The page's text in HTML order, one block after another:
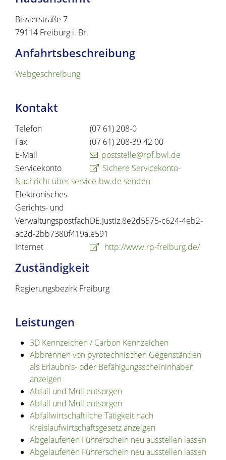
Bissierstraße 7
79114 Freiburg i. Br.
Anfahrtsbeschreibung
Webgeschreibung
Kontakt
Telefon (07 61) 208-0
Fax
(07 61) 208-39 42 00
E-Mail
poststelle@rpf.bwl.de
Servicekonto
Sichere Servicekonto-
Nachricht über service-bw.de senden
Elektronisches
Gerichts- und
VerwaltungspostfachDE.Justiz.8e2d5575-c624-4eb2-
ac2d-2bb7380f419a.e591
Internet
http://www.rp-freiburg.de/
Zuständigkeit
Regierungsbezirk Freiburg
Leistungen
3D Kennzeichen / Carbon Kennzeichen
Abbrennen von pyrotechnischen Gegenständen
als Erlaubnis- oder Befähigungsscheininhaber
anzeigen
Abfall und Müll entsorgen
Abfall und Müll entsorgen
Abfallwirtschaftliche Tätigkeit nach
Kreislaufwirtschaftsgesetz anzeigen
Abgelaufenen Führerschein neu ausstellen lassen
Abgelaufenen Führerschein neu ausstellen lassen